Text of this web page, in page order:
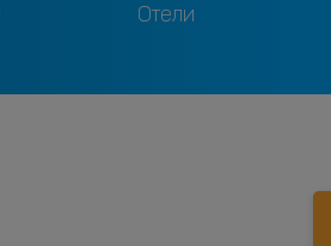
Отели